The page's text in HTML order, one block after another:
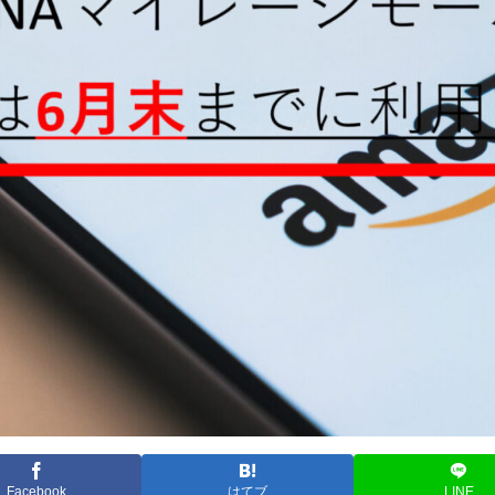
Facebook はてブ LINE